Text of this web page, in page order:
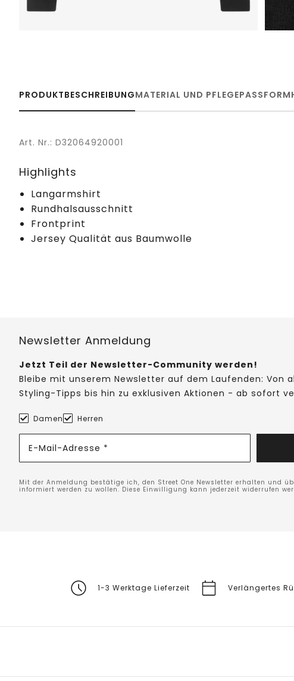
PRODUKTBESCHREIBUNGMATERIAL UND PFLEGEPASSFORM
Art. Nr.: D32064920001
Highlights
Langarmshirt
Rundhalsausschnitt
Frontprint
Jersey Qualität aus Baumwolle
Newsletter Anmeldung
Jetzt Teil der Newsletter-Community werden!
Bleibe mit unserem Newsletter auf dem Laufenden: Von
Styling-Tipps bis hin zu exklusiven Aktionen - ab sofort
Damen Herren
E-Mail-Adresse *
Mit der Anmeldung bestätige ich, den Street One Newsletter erhalten und
informiert werden zu wollen. Diese Einwilligung kann jederzeit widerrufen
1-3 Werktage Lieferzeit Verlängertes